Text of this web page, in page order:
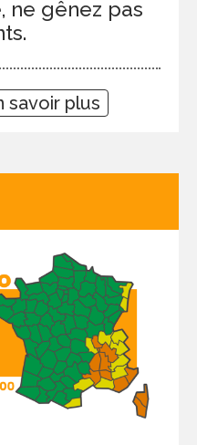
ne gênez pas
savoir plus